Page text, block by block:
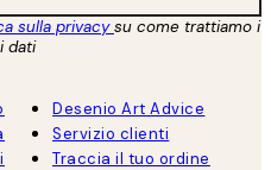
sulla privacysu come trattiamo i
dati
Desenio Art Advice
Servizio clienti
Traccia il tuo ordine